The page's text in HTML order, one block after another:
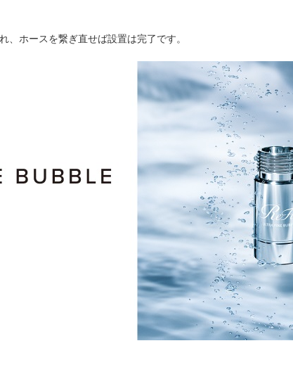
ホースを繋ぎ直せば設置は完了です。